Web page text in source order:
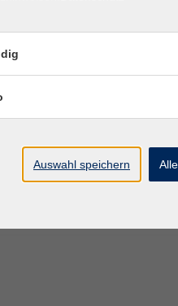
Auswahl speichern